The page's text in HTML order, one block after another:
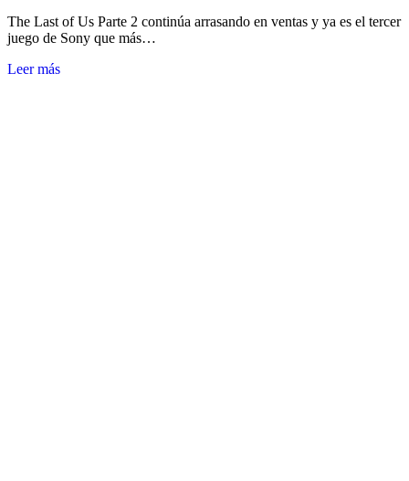
The Last of Us Parte 2 continúa arrasando en ventas y ya es el tercer
juego de Sony que más…
Leer más